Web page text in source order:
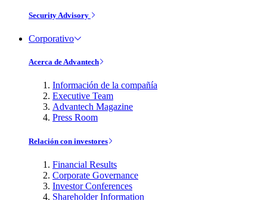
Security Advisory
Corporativo
Acerca de Advantech
Información de la compañía
Executive Team
Advantech Magazine
Press Room
Relación con investores
Financial Results
Corporate Governance
Investor Conferences
Shareholder Information